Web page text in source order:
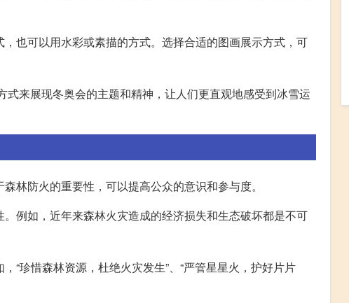
也可以用水彩或素描的方式。选择合适的图画展示方式，可
来展现冬奥会的主题和精神，让人们更直观地感受到冰雪运
林防火的重要性，可以提高公众的意识和参与度。
例如，近年来森林火灾造成的经济损失和生态破坏都是不可
“珍惜森林资源，杜绝火灾发生”、“严管星星火，护好片片